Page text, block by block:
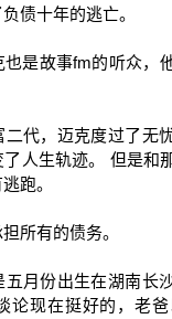
债十年的逃亡。
是故事fm的听众，
代，迈克度过了无
了人生轨迹。 但是和
跑。
所有的债务。
月份出生在湖南长
论现在挺好的，老